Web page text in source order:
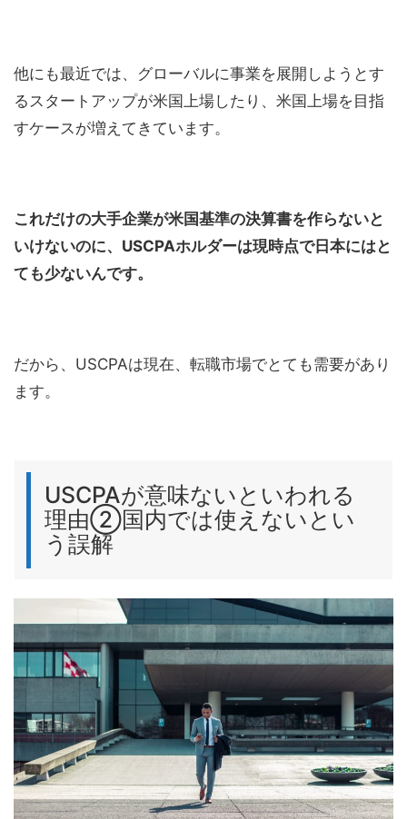
他にも最近では、グローバルに事業を展開しようとす
るスタートアップが米国上場したり、米国上場を目指
すケースが増えてきています。
これだけの大手企業が米国基準の決算書を作らないと
いけないのに、USCPAホルダーは現時点で日本にはと
ても少ないんです。
だから、USCPAは現在、転職市場でとても需要があり
ます。
USCPAが意味ないといわれる
理由②国内では使えないとい
う誤解